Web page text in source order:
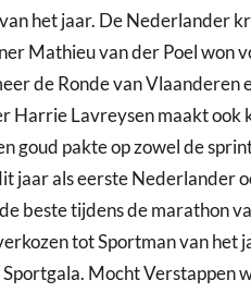
het jaar. De Nederlander
Mathieu van der Poel won
de Ronde van Vlaanderen
Harrie Lavreysen maakt ook
goud pakte op zowel de
jaar als eerste Nederlander
beste tijdens de marathon
tot Sportman van het
Mocht Verstappen